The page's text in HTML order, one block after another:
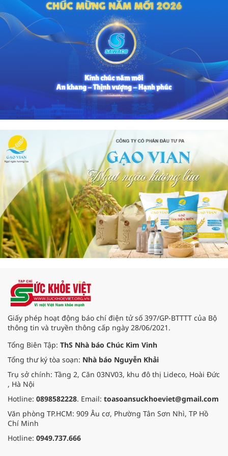
Giấy phép hoạt động báo chí điện tử số 397/GP-BTTTT của Bộ
thông tin và truyền thông cấp ngày 28/06/2021.
Tổng Biên Tập: ThS Nhà báo Chúc Kim Vinh
Tổng thư ký tòa soạn: Nhà báo Nguyễn Khải
Trụ sở chính: Tầng 2, Căn 03NV03, khu đô thị Lideco, Hoài Đức
, Hà Nội
Hotline: 0898582228. Email: toasoansuckhoeviet@gmail.com
Văn phòng TP.HCM: 909 Âu cơ, Phường Tân Sơn Nhì, TP Hồ
Chí Minh
Hotline: 0949.737.666